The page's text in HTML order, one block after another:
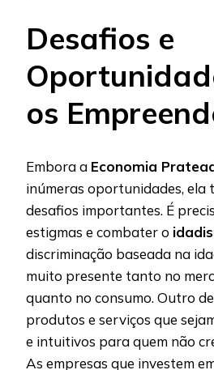
Desafios e
os
Embora a Economia
inúmeras oportunidades, ela
desafios importantes. É
estigmas e combater o
discriminação baseada na
muito presente tanto no
quanto no consumo. Outro
produtos e serviços que
e intuitivos para quem não
As empresas que investem